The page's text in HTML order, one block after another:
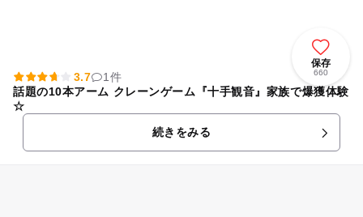
保存
660
3.7
1件
話題の10本アーム クレーンゲーム『十手観音』家族で爆獲体験
☆
続きをみる